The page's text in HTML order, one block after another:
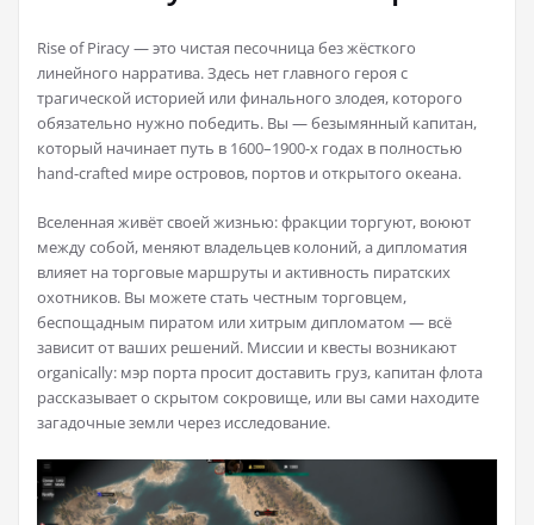
Rise of Piracy — это чистая песочница без жёсткого
линейного нарратива. Здесь нет главного героя с
трагической историей или финального злодея, которого
обязательно нужно победить. Вы — безымянный капитан,
который начинает путь в 1600–1900-х годах в полностью
hand-crafted мире островов, портов и открытого океана.
Вселенная живёт своей жизнью: фракции торгуют, воюют
между собой, меняют владельцев колоний, а дипломатия
влияет на торговые маршруты и активность пиратских
охотников. Вы можете стать честным торговцем,
беспощадным пиратом или хитрым дипломатом — всё
зависит от ваших решений. Миссии и квесты возникают
organically: мэр порта просит доставить груз, капитан флота
рассказывает о скрытом сокровище, или вы сами находите
загадочные земли через исследование.